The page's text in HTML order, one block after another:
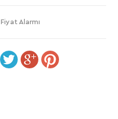
Fiyat Alarmı